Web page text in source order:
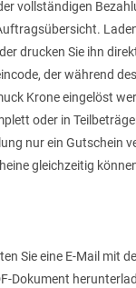
vollständigen
drucken Sie ihn
der während
Krone eingelöst
oder in
nur ein Gutschein
gleichzeitig
Sie eine E-Mail mit
Dokument